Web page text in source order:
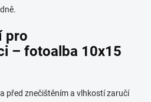
pro
– fotoalba 10x15
před znečištěním a vlhkostí zaručí